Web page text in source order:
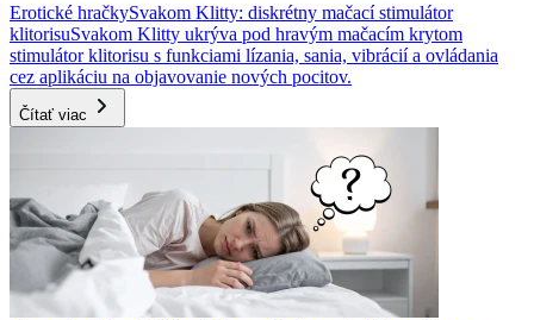
Erotické hračkySvakom Klitty: diskrétny mačací stimulátor
klitorisuSvakom Klitty ukrýva pod hravým mačacím krytom
stimulátor klitorisu s funkciami lízania, sania, vibrácií a ovládania
cez aplikáciu na objavovanie nových pocitov.
Čítať viac